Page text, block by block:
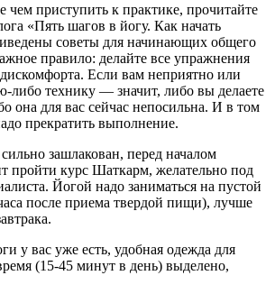
чем приступить к практике, прочитайте
«Пять шагов в йогу. Как начать
советы для начинающих общего
правило: делайте все упражнения
Если вам неприятно или
либо технику — значит, либо вы делаете
она для вас сейчас непосильна. И в том
прекратить выполнение.
зашлакован, перед началом
пройти курс Шаткарм, желательно под
Йогой надо заниматься на пустой
после приема твердой пищи), лучше
у вас уже есть, удобная одежда для
(15-45 минут в день) выделено,